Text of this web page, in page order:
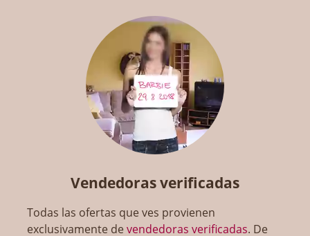
Vendedoras verificadas
Todas las ofertas que ves provienen
exclusivamente devendedoras verificadas. De